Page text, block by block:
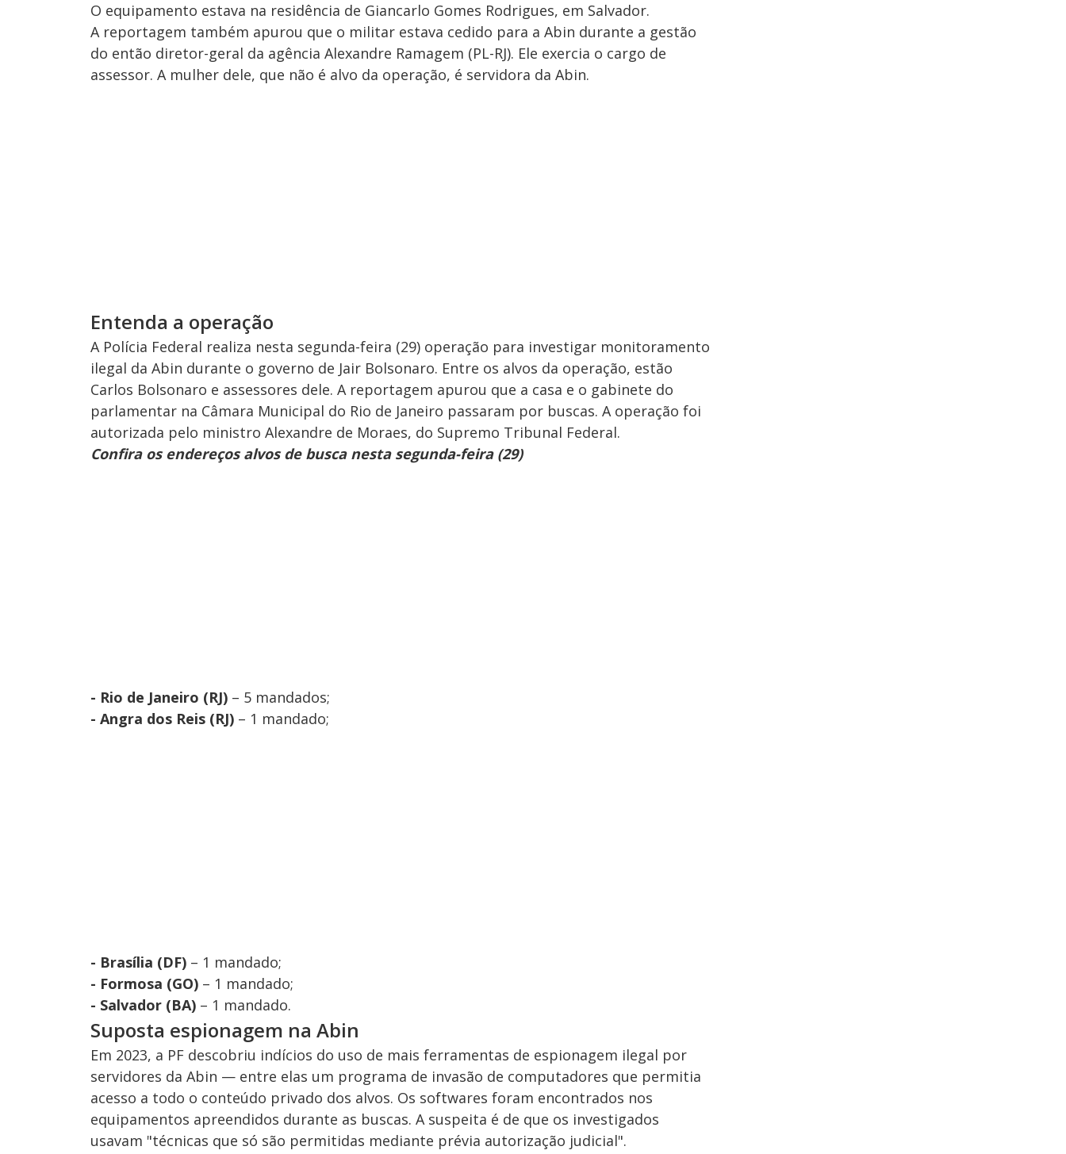
O equipamento estava na residência de Giancarlo Gomes Rodrigues, em Salvador.
A reportagem também apurou que o militar estava cedido para a Abin durante a gestão
do então diretor-geral da agência Alexandre Ramagem (PL-RJ). Ele exercia o cargo de
assessor. A mulher dele, que não é alvo da operação, é servidora da Abin.
Entenda a operação
A Polícia Federal realiza nesta segunda-feira (29) operação para investigar monitoramento
ilegal da Abin durante o governo de Jair Bolsonaro. Entre os alvos da operação, estão
Carlos Bolsonaro e assessores dele. A reportagem apurou que a casa e o gabinete do
parlamentar na Câmara Municipal do Rio de Janeiro passaram por buscas. A operação foi
autorizada pelo ministro Alexandre de Moraes, do Supremo Tribunal Federal.
Confira os endereços alvos de busca nesta segunda-feira (29)
- Rio de Janeiro (RJ) – 5 mandados;
- Angra dos Reis (RJ) – 1 mandado;
- Brasília (DF) – 1 mandado;
- Formosa (GO) – 1 mandado;
- Salvador (BA) – 1 mandado.
Suposta espionagem na Abin
Em 2023, a PF descobriu indícios do uso de mais ferramentas de espionagem ilegal por
servidores da Abin — entre elas um programa de invasão de computadores que permitia
acesso a todo o conteúdo privado dos alvos. Os softwares foram encontrados nos
equipamentos apreendidos durante as buscas. A suspeita é de que os investigados
usavam "técnicas que só são permitidas mediante prévia autorização judicial".